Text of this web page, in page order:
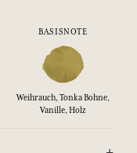
BASISNOTE
Weihrauch, Tonka Bohne,
Vanille, Holz